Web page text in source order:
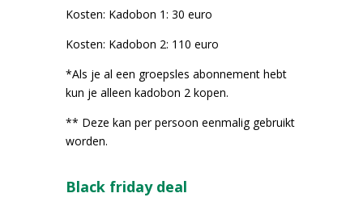
Kosten: Kadobon 1: 30 euro
Kosten: Kadobon 2: 110 euro
*Als je al een groepsles abonnement hebt
kun je alleen kadobon 2 kopen.
** Deze kan per persoon eenmalig gebruikt
worden.
Black friday deal